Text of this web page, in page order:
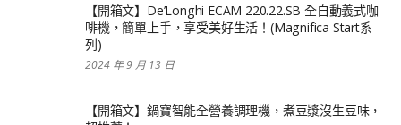
【開箱文】De’Longhi ECAM 220.22.SB 全自動義式咖
啡機，簡單上手，享受美好生活！(Magnifica Start系
列)
2024 年 9 月 13 日
【開箱文】鍋寶智能全營養調理機，煮豆漿沒生豆味，